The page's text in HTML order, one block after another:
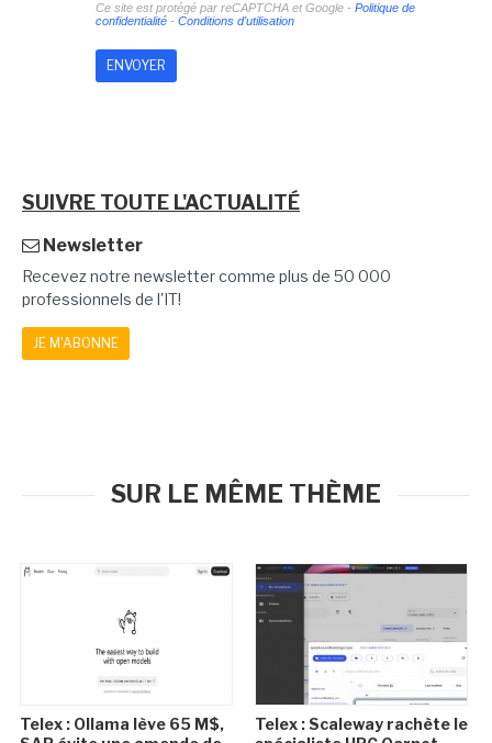
Ce site est protégé par reCAPTCHA et Google - Politique de
confidentialité- Conditions d'utilisation
SUIVRE TOUTE L'ACTUALITÉ
Newsletter
Recevez notre newsletter comme plus de 50 000
professionnels de l'IT!
JE M'ABONNE
SUR LE MÊME THÈME
Telex : Ollama lève 65 M$,
Telex : Scaleway rachète le